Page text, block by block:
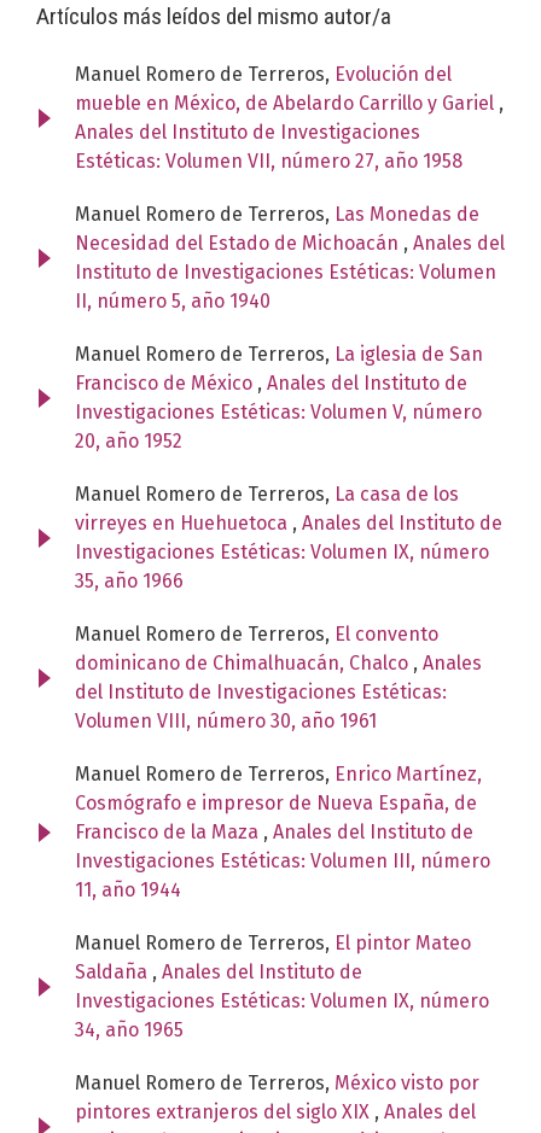
Artículos más leídos del mismo autor/a
Manuel Romero de Terreros, Evolución del
mueble en México, de Abelardo Carrillo y Gariel ,
Anales del Instituto de Investigaciones
Estéticas: Volumen VII, número 27, año 1958
Manuel Romero de Terreros, Las Monedas de
Necesidad del Estado de Michoacán , Anales del
Instituto de Investigaciones Estéticas: Volumen
II, número 5, año 1940
Manuel Romero de Terreros, La iglesia de San
Francisco de México , Anales del Instituto de
Investigaciones Estéticas: Volumen V, número
20, año 1952
Manuel Romero de Terreros, La casa de los
virreyes en Huehuetoca , Anales del Instituto de
Investigaciones Estéticas: Volumen IX, número
35, año 1966
Manuel Romero de Terreros, El convento
dominicano de Chimalhuacán, Chalco , Anales
del Instituto de Investigaciones Estéticas:
Volumen VIII, número 30, año 1961
Manuel Romero de Terreros, Enrico Martínez,
Cosmógrafo e impresor de Nueva España, de
Francisco de la Maza , Anales del Instituto de
Investigaciones Estéticas: Volumen III, número
11, año 1944
Manuel Romero de Terreros, El pintor Mateo
Saldaña , Anales del Instituto de
Investigaciones Estéticas: Volumen IX, número
34, año 1965
Manuel Romero de Terreros, México visto por
pintores extranjeros del siglo XIX , Anales del